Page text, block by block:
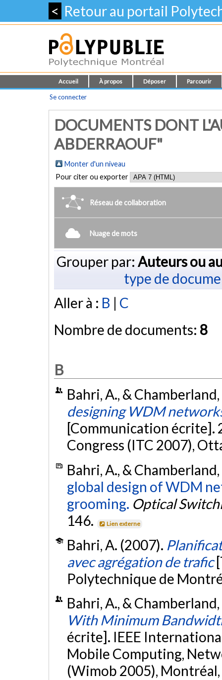
< Retour au portail
Accueil À propos Déposer Parcourir
Se connecter
DOCUMENTS DONT
ABDERRAOUF"
Monter d'un niveau
Pour citer ou exporter
Réseau de collaboration
Nuage de mots
Grouper par: Auteurs ou
type de
Aller à : B | C
Nombre de documents: 8
B
Bahri, A., &
designing WDM
[Communication
Congress (ITC 2007),
Bahri, A., &
global design of WDM
grooming. Optical
146.
Lien externe
Bahri, A. (2007).
avec agrégation de trafic
Polytechnique de
Bahri, A., &
With Minimum
écrite]. IEEE
Mobile Computing,
(Wimob 2005),